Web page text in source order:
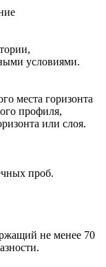
условиями.
места горизонта
профиля,
или слоя.
проб.
не менее 70